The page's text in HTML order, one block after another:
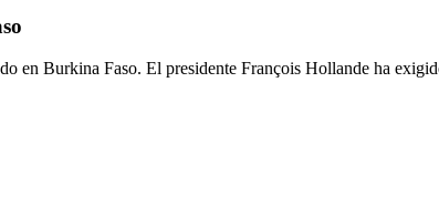
en Burkina Faso. El presidente François Hollande ha